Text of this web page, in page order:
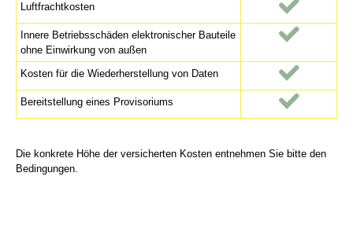
Luftfrachtkosten
Innere Betriebsschäden elektronischer Bauteile
ohne Einwirkung von außen
Kosten für die Wiederherstellung von Daten
Bereitstellung eines Provisoriums
Die konkrete Höhe der versicherten Kosten entnehmen Sie bitte den
Bedingungen.